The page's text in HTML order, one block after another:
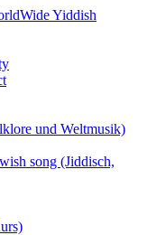
Yiddish
und Weltmusik)
song (Jiddisch,